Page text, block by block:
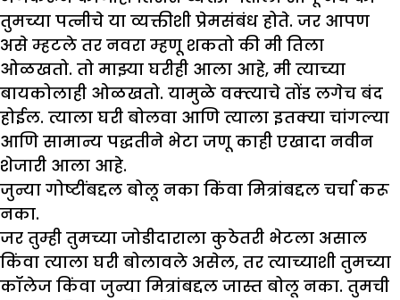
तुमच्या पत्नीचे या व्यक्तीशी प्रेमसंबंध होते. जर आपण
असे म्हटले तर नवरा म्हणू शकतो की मी तिला
ओळखतो. तो माझ्या घरीही आला आहे, मी त्याच्या
बायकोलाही ओळखतो. यामुळे वक्त्याचे तोंड लगेच बंद
होईल. त्याला घरी बोलवा आणि त्याला इतक्या चांगल्या
आणि सामान्य पद्धतीने भेटा जणू काही एखादा नवीन
शेजारी आला आहे.
जुन्या गोष्टींबद्दल बोलू नका किंवा मित्रांबद्दल चर्चा करू
नका.
जर तुम्ही तुमच्या जोडीदाराला कुठेतरी भेटला असाल
किंवा त्याला घरी बोलावले असेल, तर त्याच्याशी तुमच्या
कॉलेज किंवा जुन्या मित्रांबद्दल जास्त बोलू नका. तुमची